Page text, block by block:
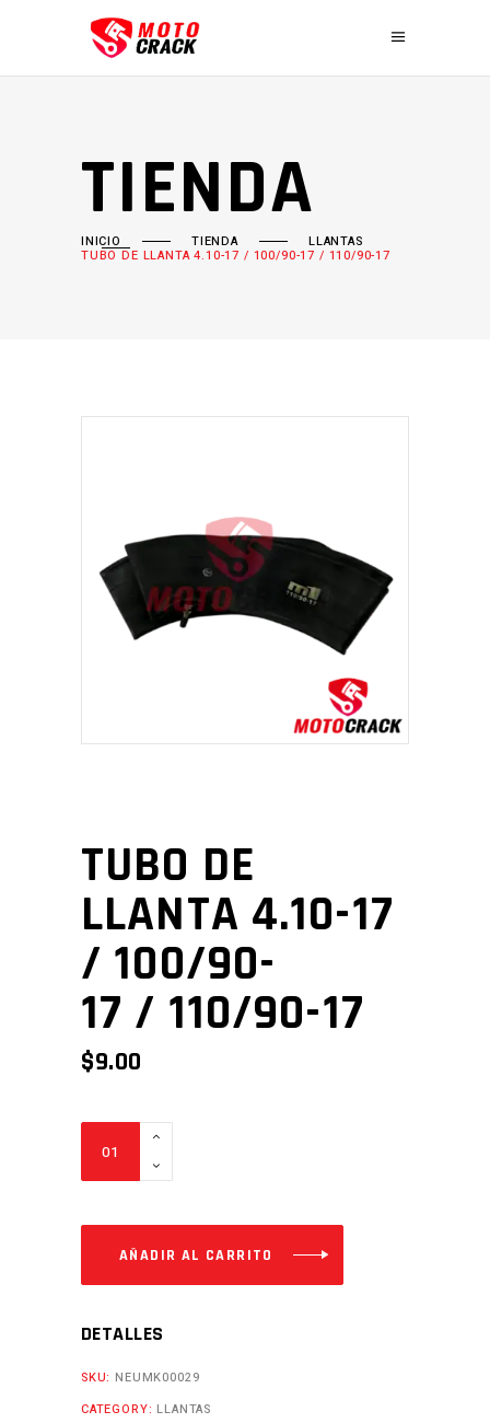
TIENDA
INICIO TIENDA LLANTAS
TUBO DE LLANTA 4.10-17 / 100/90-17 / 110/90-17
TUBO DE
LLANTA 4.10-17
/ 100/90-
17 / 110/90-17
$9.00
4.10-
/
17 / 110/90-
17
Cantidad
AÑADIR AL CARRITO
DETALLES
SKU: NEUMK00029
CATEGORY: LLANTAS